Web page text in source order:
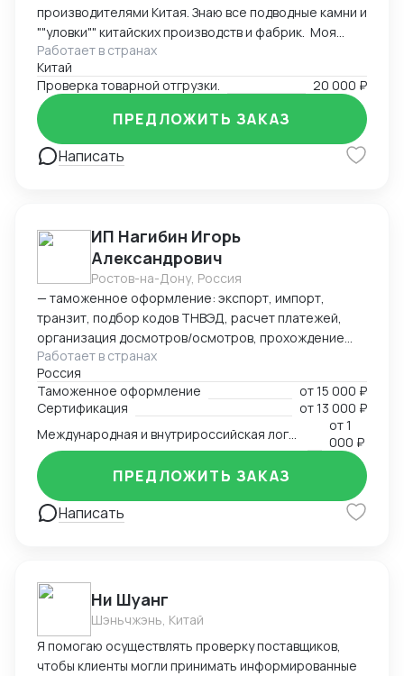
производителями Китая. Знаю все подводные камни и
""уловки"" китайских производств и фабрик. Моя
основная задача заключается в проверке отгрузки
товаров на соответствие договору и контроле
качества и количества товаров при отгрузке. Я также
контролирую количество товаров, чтобы убедиться,
что оно соответствует оговоренным условиям.
Работает в странах
Китай
Проверка товарной отгрузки.
20 000 ₽
Написать
ПРЕДЛОЖИТЬ ЗАКАЗ
ИП Нагибин Игорь
Александрович
Ростов-на-Дону, Россия
— таможенное оформление: экспорт, импорт,
транзит, подбор кодов ТНВЭД, расчет платежей,
организация досмотров/осмотров, прохождение
доп. проверок, возврат обеспечения; — логистика:
авто, авиа, морской транспорт, ж/д; — консалтинг
и сопровождение по таможенным процедурам,
валютному контролю и бухгалтерии;
— бухгалтерский аутсорсинг; — получение
разрешительной документации: сертификаты,
разрешения.
Работает в странах
Россия
Таможенное оформление
от15 000 ₽
Сертификация
от13 000 ₽
от1
000 ₽
Написать
ПРЕДЛОЖИТЬ ЗАКАЗ
Ни Шуанг
Шэньчжэнь, Китай
Я помогаю осуществлять проверку поставщиков,
чтобы клиенты могли принимать информированные